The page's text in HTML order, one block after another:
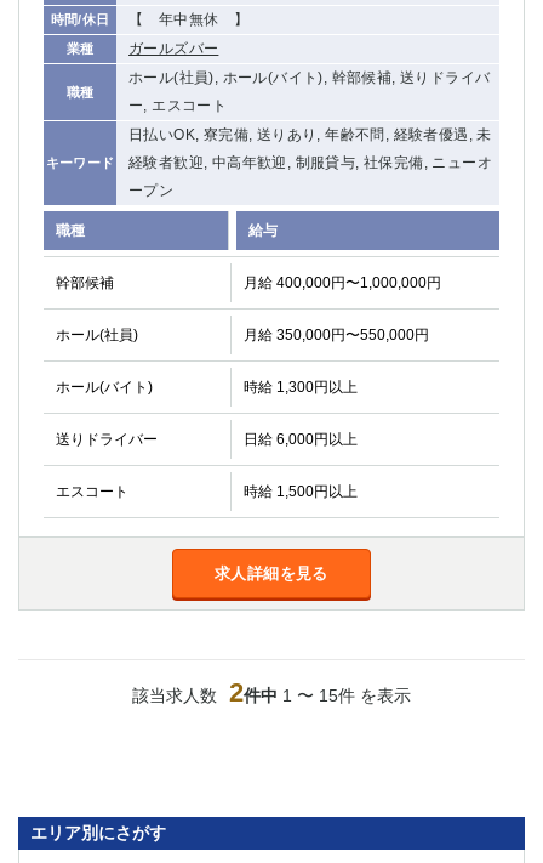
時間/休日 【 年中無休 】
業種 ガールズバー
職種
ホール(社員), ホール(バイト), 幹部候補, 送りドライバ
ー, エスコート
キーワード
日払いOK, 寮完備, 送りあり, 年齢不問, 経験者優遇, 未
経験者歓迎, 中高年歓迎, 制服貸与, 社保完備, ニューオ
ープン
職種 給与
幹部候補 月給 400,000円〜1,000,000円
ホール(社員) 月給 350,000円〜550,000円
ホール(バイト) 時給 1,300円以上
送りドライバー 日給 6,000円以上
エスコート 時給 1,500円以上
求人詳細を見る
該当求人数 2件中 1 〜 15件 を表示
エリア別にさがす
藤沢
武蔵小杉
横浜・桜木町
関内・馬車道・日ノ出町
茅ヶ崎
戸塚
たまプラーザ
厚木
横須賀
桜木町
埼玉県
大宮
南越谷
志木
川越
草加
南浦和
所沢
熊谷
獨協大学前＜草加松原＞
蕨
佐倉
八千代台
本八幡
東金
浦安